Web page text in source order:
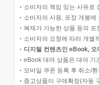
소비자의 책임 있는 사유로
소비자의 사용, 포장 개봉
복제가 가능한 상품 등의
소비자의 요청에 따라 개별
디지털 컨텐츠인 eBook,
eBook 대여 상품은 대여 기
모바일 쿠폰 등록 후 취소/
중고상품이 구매확정(자동